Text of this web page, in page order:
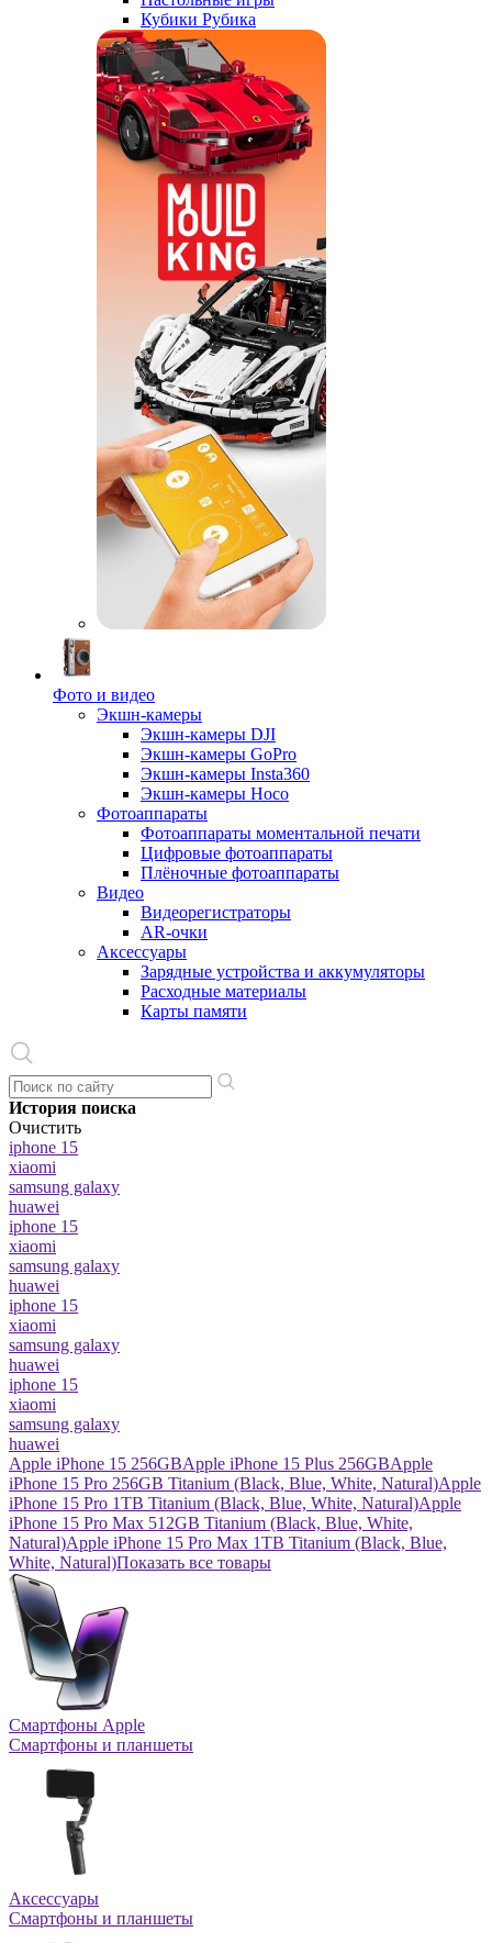
Кубики Рубика
Фото и видео
Экшн-камеры
Экшн-камеры DJI
Экшн-камеры GoPro
Экшн-камеры Insta360
Экшн-камеры Hoco
Фотоаппараты
Фотоаппараты моментальной печати
Цифровые фотоаппараты
Плёночные фотоаппараты
Видео
Видеорегистраторы
AR-очки
Аксессуары
Зарядные устройства и аккумуляторы
Расходные материалы
Карты памяти
История поиска
Очистить
iphone 15
xiaomi
samsung galaxy
huawei
iphone 15
xiaomi
samsung galaxy
huawei
iphone 15
xiaomi
samsung galaxy
huawei
iphone 15
xiaomi
samsung galaxy
huawei
Apple iPhone 15 256GBApple iPhone 15 Plus 256GBApple
iPhone 15 Pro 256GB Titanium (Black, Blue, White, Natural)Apple
iPhone 15 Pro 1TB Titanium (Black, Blue, White, Natural)Apple
iPhone 15 Pro Max 512GB Titanium (Black, Blue, White,
Natural)Apple iPhone 15 Pro Max 1TB Titanium (Black, Blue,
White, Natural)Показать все товары
Смартфоны Apple
Смартфоны и планшеты
Аксессуары
Смартфоны и планшеты